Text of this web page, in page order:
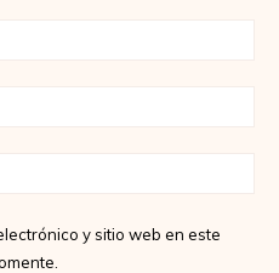
y sitio web en este